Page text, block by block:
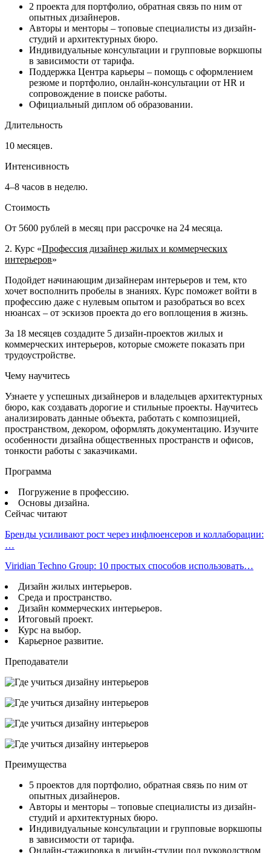
2 проекта для портфолио, обратная связь по ним от
опытных дизайнеров.
Авторы и менторы – топовые специалисты из дизайн-
студий и архитектурных бюро.
Индивидуальные консультации и групповые воркшопы
в зависимости от тарифа.
Поддержка Центра карьеры – помощь с оформлением
резюме и портфолио, онлайн-консультации от HR и
сопровождение в поиске работы.
Официальный диплом об образовании.
Длительность
10 месяцев.
Интенсивность
4–8 часов в неделю.
Стоимость
От 5600 рублей в месяц при рассрочке на 24 месяца.
2. Курс «Профессия дизайнер жилых и коммерческих
интерьеров»
Подойдет начинающим дизайнерам интерьеров и тем, кто
хочет восполнить пробелы в знаниях. Курс поможет войти в
профессию даже с нулевым опытом и разобраться во всех
нюансах – от эскизов проекта до его воплощения в жизнь.
За 18 месяцев создадите 5 дизайн-проектов жилых и
коммерческих интерьеров, которые сможете показать при
трудоустройстве.
Чему научитесь
Узнаете у успешных дизайнеров и владельцев архитектурных
бюро, как создавать дорогие и стильные проекты. Научитесь
анализировать данные объекта, работать с композицией,
пространством, декором, оформлять документацию. Изучите
особенности дизайна общественных пространств и офисов,
тонкости работы с заказчиками.
Программа
Погружение в профессию.
Основы дизайна.
Сейчас читают
Бренды усиливают рост через инфлюенсеров и коллаборации:
…
Viridian Techno Group: 10 простых способов использовать…
Дизайн жилых интерьеров.
Среда и пространство.
Дизайн коммерческих интерьеров.
Итоговый проект.
Курс на выбор.
Карьерное развитие.
Преподаватели
Преимущества
5 проектов для портфолио, обратная связь по ним от
опытных дизайнеров.
Авторы и менторы – топовые специалисты из дизайн-
студий и архитектурных бюро.
Индивидуальные консультации и групповые воркшопы
в зависимости от тарифа.
Онлайн-стажировка в дизайн-студии под руководством